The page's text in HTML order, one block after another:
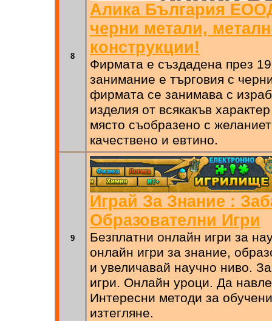
8
Алика България
черни метали,
конструкции!
Фирмата е създадена през
занимание е търговия с
фирмата се занимава с
изделия от всякакъв
място съобразено с
качествено и евтино.
9
Играй За Знание :
Образователни Игри
Безплатни онлайн игри за
онлайн игри за знание,
и увеличавай научно ниво.
игри. Онлайн уроци. Да
Интересни методи за
изтегляне.